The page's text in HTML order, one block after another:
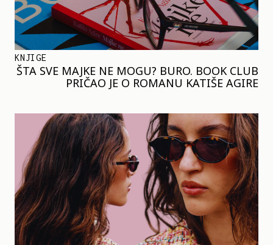
KNJIGE
ŠTA SVE MAJKE NE MOGU? BURO. BOOK CLUB
PRIČAO JE O ROMANU KATIŠE AGIRE